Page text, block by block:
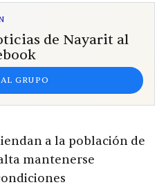
de Nayarit al
GRUPO
a la población de
mantenerse